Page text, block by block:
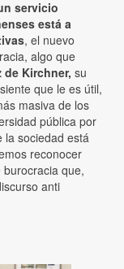
servicio
está a
, el nuevo
algo que
de Kirchner, su
que le es útil,
masiva de los
pública por
la sociedad está
reconocer
que,
anti